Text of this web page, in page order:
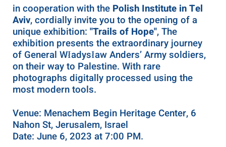
in cooperation with the Polish Institute in Tel
Aviv, cordially invite you to the opening of a
unique exhibition: "Trails of Hope", The
exhibition presents the extraordinary journey
of General Władysław Anders’ Army soldiers,
on their way to Palestine. With rare
photographs digitally processed using the
most modern tools.
Venue: Menachem Begin Heritage Center, 6
Nahon St, Jerusalem, Israel
Date: June 6, 2023 at 7:00 PM.